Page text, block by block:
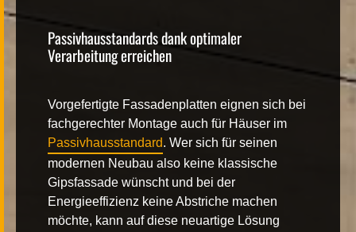
Passivhausstandards dank optimaler
Verarbeitung erreichen
Vorgefertigte Fassadenplatten eignen sich bei
fachgerechter Montage auch für Häuser im
Passivhausstandard. Wer sich für seinen
modernen Neubau also keine klassische
Gipsfassade wünscht und bei der
Energieeffizienz keine Abstriche machen
möchte, kann auf diese neuartige Lösung